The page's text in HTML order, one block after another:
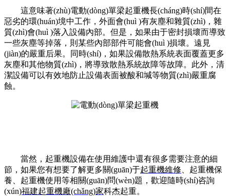
這意味著(zhù)電動(dòng)單梁起重機長(cháng)時(shí)間在
惡劣的環(huán)境中工作，外面會(huì )有灰塵和雜質(zhì)，雜
質(zhì)會(huì )落入設備內部。但是，如果由于密封損壞而導致
一些灰塵等掉落，則某些內部部件可能會(huì )損壞。遠見
(jiàn)的嚴重后果。同時(shí)，如果設備散熱系統表面覆蓋更多
灰塵和其他物質(zhì)，將導致散熱系統故障等故障。此外，清
潔設備可以有效地防止設備表面被酸和堿等物質(zhì)嚴重腐
蝕。
當然，起重機設備在使用維護中還有很多需要注意的細
節，如果您有想要了解更多關(guān)于起重機維修 、起重機保
養、起重機使用等相關(guān)問(wèn)題，歡迎隨時(shí)咨詢
(xún)福建起重機廠(chǎng)家科杰起重。